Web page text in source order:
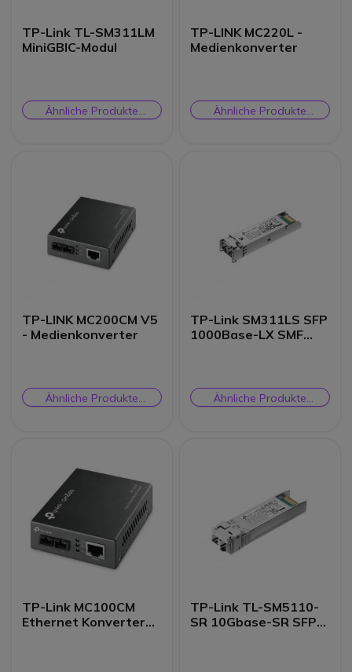
TP-Link TL-SM311LM
MiniGBIC-Modul
Ähnliche Produkte
prüfen
TP-LINK MC220L -
Medienkonverter
Ähnliche Produkte
prüfen
TP-LINK MC200CM V5
- Medienkonverter
Ähnliche Produkte
prüfen
TP-Link SM311LS SFP
1000Base-LX SMF
Ähnliche Produkte
prüfen
TP-Link MC100CM
Ethernet Konverter
TP-Link TL-SM5110-
SR 10Gbase-SR SFP+